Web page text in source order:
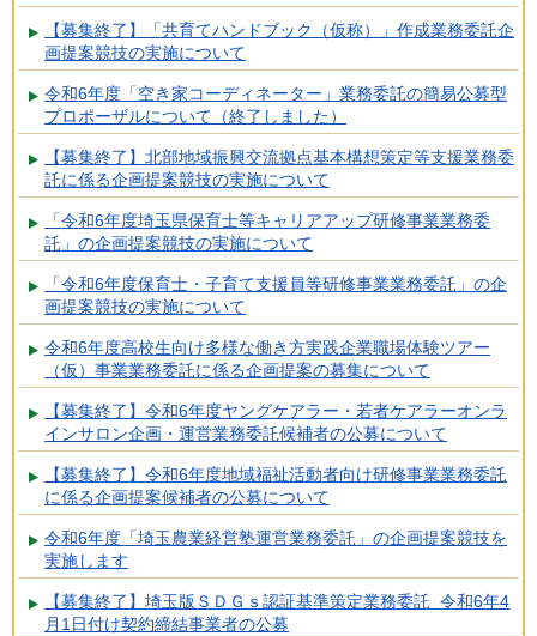
【募集終了】「共育てハンドブック（仮称）」作成業務委託企
画提案競技の実施について
令和6年度「空き家コーディネーター」業務委託の簡易公募型
プロポーザルについて（終了しました）
【募集終了】北部地域振興交流拠点基本構想策定等支援業務委
託に係る企画提案競技の実施について
「令和6年度埼玉県保育士等キャリアアップ研修事業業務委
託」の企画提案競技の実施について
「令和6年度保育士・子育て支援員等研修事業業務委託」の企
画提案競技の実施について
令和6年度高校生向け多様な働き方実践企業職場体験ツアー
（仮）事業業務委託に係る企画提案の募集について
【募集終了】令和6年度ヤングケアラー・若者ケアラーオンラ
インサロン企画・運営業務委託候補者の公募について
【募集終了】令和6年度地域福祉活動者向け研修事業業務委託
に係る企画提案候補者の公募について
令和6年度「埼玉農業経営塾運営業務委託」の企画提案競技を
実施します
【募集終了】埼玉版ＳＤＧｓ認証基準策定業務委託 令和6年4
月1日付け契約締結事業者の公募